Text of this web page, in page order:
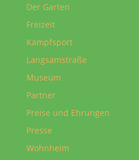
Der Garten
Freizeit
Kampfsport
Langsamstraße
Museum
Partner
Preise und Ehrungen
Presse
Wohnheim